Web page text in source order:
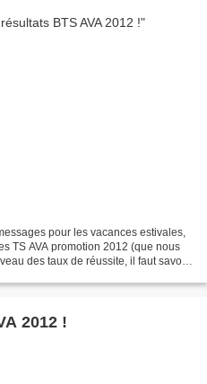
pour les vacances estivales,
TS AVA promotion 2012 (que nous
des taux de réussite, il faut savoir
2012 !